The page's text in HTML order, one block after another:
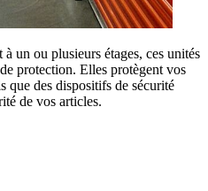
un ou plusieurs étages, ces unités
protection. Elles protègent vos
que des dispositifs de sécurité
de vos articles.